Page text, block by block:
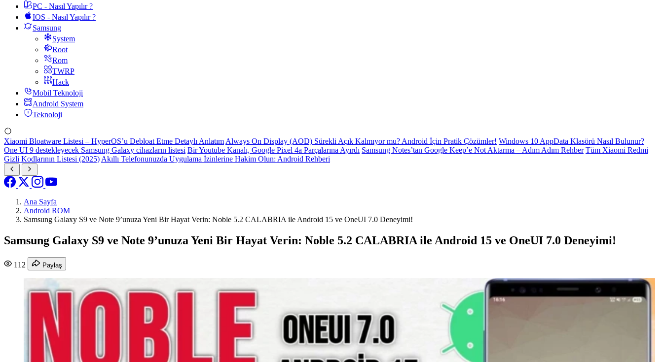
PC - Nasıl Yapılır ?
IOS - Nasıl Yapılır ?
Samsung
System
Root
Rom
TWRP
Hack
Mobil Teknoloji
Android System
Teknoloji
Xiaomi Bloatware Listesi – HyperOS’u Debloat Etme Detaylı Anlatım Always On Display (AOD) Sürekli Açık Kalmıyor mu? Android İçin Pratik Çözümler! Windows 10 AppData Klasörü Nasıl Bulunur?
One UI 9 destekleyecek Samsung Galaxy cihazların listesi Bir Youtube Kanalı, Google Pixel 4a Parçalarına Ayırdı Samsung Notes’tan Google Keep’e Not Aktarma – Adım Adım Rehber Tüm Xiaomi Redmi
Gizli Kodlarının Listesi (2025) Akıllı Telefonunuzda Uygulama İzinlerine Hakim Olun: Android Rehberi
Ana Sayfa
Android ROM
Samsung Galaxy S9 ve Note 9’unuza Yeni Bir Hayat Verin: Noble 5.2 CALABRIA ile Android 15 ve OneUI 7.0 Deneyimi!
Samsung Galaxy S9 ve Note 9’unuza Yeni Bir Hayat Verin: Noble 5.2 CALABRIA ile Android 15 ve OneUI 7.0 Deneyimi!
112 Paylaş